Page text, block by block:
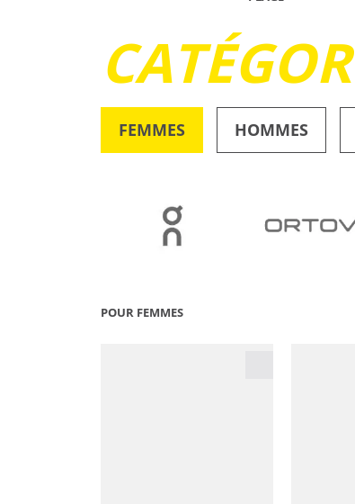
FEMMES HOMMES
POUR FEMMES